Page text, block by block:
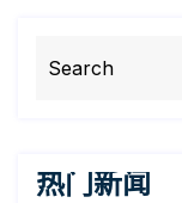
热门新闻